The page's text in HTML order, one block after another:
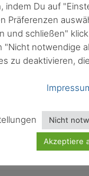
indem Du auf
Präferenzen
und schließen"
"Nicht notwendige
zu deaktivieren,
Nicht
Akzeptiere